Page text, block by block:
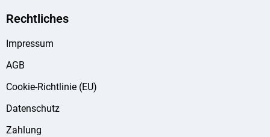
Rechtliches
Impressum
AGB
Cookie-Richtlinie (EU)
Datenschutz
Zahlung